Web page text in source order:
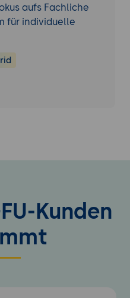
aufs Fachliche
für individuelle
Kunden